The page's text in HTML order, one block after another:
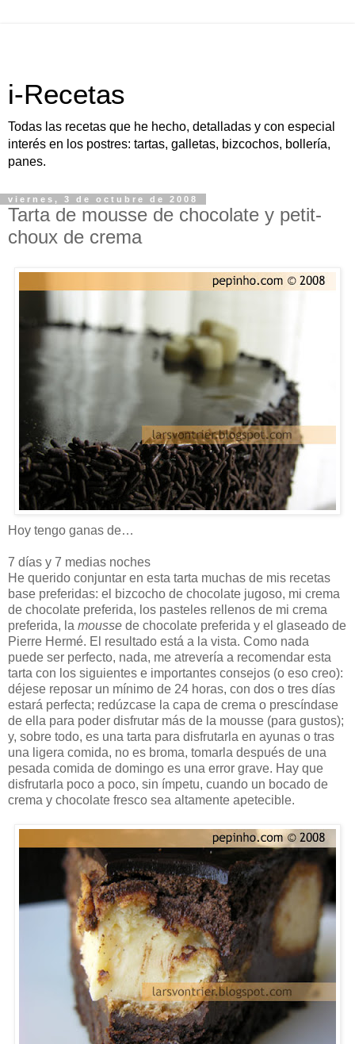
i-Recetas
Todas las recetas que he hecho, detalladas y con especial
interés en los postres: tartas, galletas, bizcochos, bollería,
panes.
viernes, 3 de octubre de 2008
Tarta de mousse de chocolate y petit-
choux de crema
Hoy tengo ganas de…
7 días y 7 medias noches
He querido conjuntar en esta tarta muchas de mis recetas
base preferidas: el bizcocho de chocolate jugoso, mi crema
de chocolate preferida, los pasteles rellenos de mi crema
preferida, la mousse de chocolate preferida y el glaseado de
Pierre Hermé. El resultado está a la vista. Como nada
puede ser perfecto, nada, me atrevería a recomendar esta
tarta con los siguientes e importantes consejos (o eso creo):
déjese reposar un mínimo de 24 horas, con dos o tres días
estará perfecta; redúzcase la capa de crema o prescíndase
de ella para poder disfrutar más de la mousse (para gustos);
y, sobre todo, es una tarta para disfrutarla en ayunas o tras
una ligera comida, no es broma, tomarla después de una
pesada comida de domingo es una error grave. Hay que
disfrutarla poco a poco, sin ímpetu, cuando un bocado de
crema y chocolate fresco sea altamente apetecible.